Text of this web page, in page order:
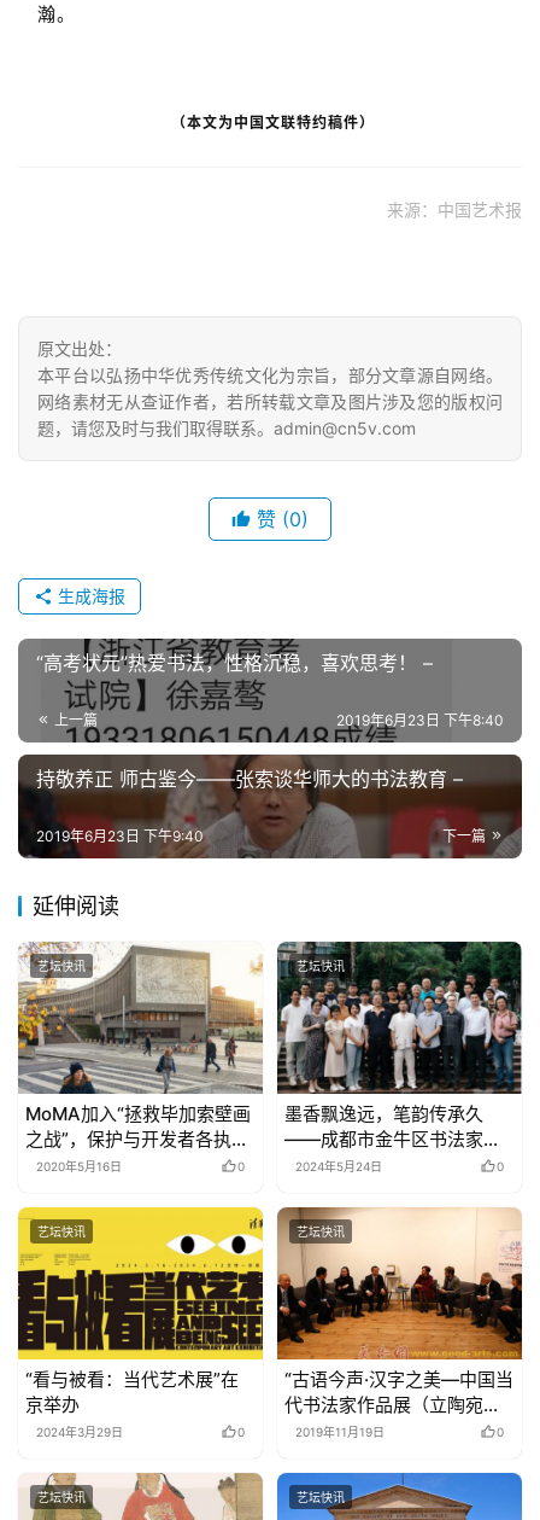
瀚。
（本文为中国文联特约稿件）
来源：中国艺术报
原文出处：
本平台以弘扬中华优秀传统文化为宗旨，部分文章源自网络。
网络素材无从查证作者，若所转载文章及图片涉及您的版权问
题，请您及时与我们取得联系。admin@cn5v.com
赞 (0)
生成海报
“高考状元”热爱书法，性格沉稳，喜欢思考！ –
上一篇 2019年6月23日 下午8:40
持敬养正 师古鉴今——张索谈华师大的书法教育 –
下一篇
2019年6月23日 下午9:40
延伸阅读
艺坛快讯
MoMA加入“拯救毕加索壁画
之战”，保护与开发者各执一
词2020年5月16日 0
艺坛快讯
墨香飘逸远，笔韵传承久
——成都市金牛区书法家协
会小楷书法分享交流活动成
2024年5月24日 0
艺坛快讯
“看与被看：当代艺术展”在
京举办
2024年3月29日 0
艺坛快讯
“古语今声·汉字之美—中国当
代书法家作品展（立陶宛
展）”开幕
2019年11月19日 0
艺坛快讯 艺坛快讯